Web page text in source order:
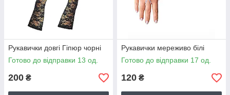
Рукавички довгі Гіпюр чорні
Готово до відправки 13 од.
200 ₴
Рукавички мереживо білі
Готово до відправки 17 од.
120 ₴